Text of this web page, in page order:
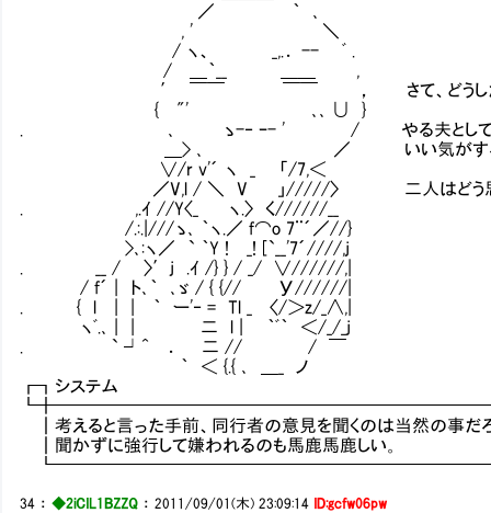
／ ｀ ､
, ' ＼
/ ヽ、 _,.． -- ﾞ .
/ ＿｀__ ＿＿ ,
′ ￣￣ ￣￣ ， さて、どうしたもん
{ "' ､､ ∪ }
. ､ ゝ-‐ ｰ- ' / やる夫としては、もう二
＿> ､ ／ いい気がするんだ
∨/r v'´ ヽ _ 「/7,＜
／V,l / ＼ V 」/////〉 二人はどう思
. ,.ｲ //Y〈_ ヽ.〉 く//////__
/.:.|///ゝ､ ｀ヽ.／ f⌒o 7¨´／//}
>､:ヽ／ ` ｀Y ! _! [`__'7´////,j
. __ / 〉′j .ｲ /} } / _/ ∨//////,|
/ f´ | ト､｀ ､ゞ / { {// У//////|
. { l | | ｀ ー'‐ = Tl _ 〈/＞z/_∧,|
ヽﾞ.､ | | 二 l | ｀ﾞ｀ ＜/_/_j
. ` ┘^ ． 二 // / ￣
｀ ＜ {.{ ､ ＿_ ノ
┏┓システ
┃考えると言った手前、同行者の意見を聞くのは当然の事だろ
┃聞かずに強行して嫌われるのも馬鹿馬鹿しい。
34 ：◆2iCIL1BZZQ ：2011/09/01(木) 23:09:14 ID:gcfw06pw